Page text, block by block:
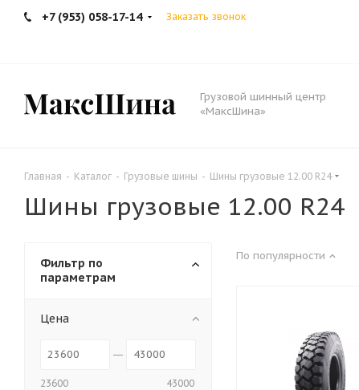
+7 (953) 058-17-14 Заказать звонок
Грузовой шинный центр
«МаксШина»
Главная - Каталог - Грузовые шины - Шины грузовые 12.00 R24
Шины грузовые 12.00 R24
По популярности
Фильтр по
параметрам
Цена
23600 43000